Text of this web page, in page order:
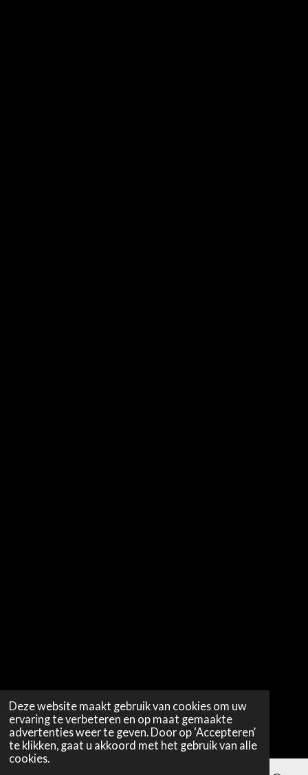
Deze website maakt gebruik van cookies om uw
ervaring te verbeteren en op maat gemaakte
advertenties weer te geven. Door op ‘Accepteren’
te klikken, gaat u akkoord met het gebruik van alle
cookies.